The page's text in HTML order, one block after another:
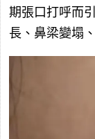
期張口打呼而
長、鼻梁變塌